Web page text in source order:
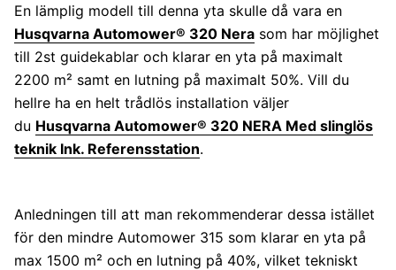
En lämplig modell till denna yta skulle då vara en
Husqvarna Automower® 320 Nera som har möjlighet
till 2st guidekablar och klarar en yta på maximalt
2200 m² samt en lutning på maximalt 50%. Vill du
hellre ha en helt trådlös installation väljer
du Husqvarna Automower® 320 NERA Med slinglös
teknik Ink. Referensstation.
Anledningen till att man rekommenderar dessa istället
för den mindre Automower 315 som klarar en yta på
max 1500 m² och en lutning på 40%, vilket tekniskt